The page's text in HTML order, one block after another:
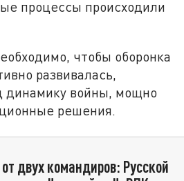
процессы происходили
чтобы оборонка
развивалась,
динамику войны, мощно
решения.
двух командиров: Русской